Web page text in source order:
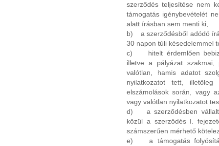
szerződés teljesítése nem
támogatás igénybevételét
alatt írásban sem menti ki,
b) a szerződésből adódó
30 napon túli késedelemmel
c) hitelt érdemlően
illetve a pályázat szakmai,
valótlan, hamis adatot
nyilatkozatot tett,
elszámolások során, vagy
vagy valótlan nyilatkozatot
d) a szerződésben vállalt
közül a szerződés I.
számszerűen mérhető
e) a támogatás